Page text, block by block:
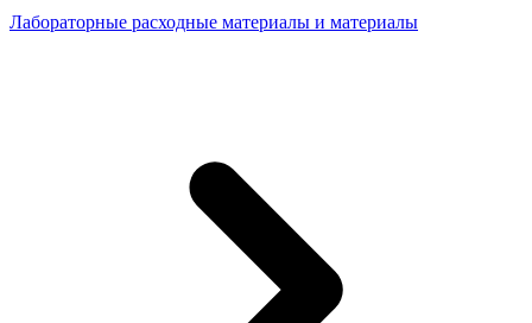
Лабораторные расходные материалы и материалы